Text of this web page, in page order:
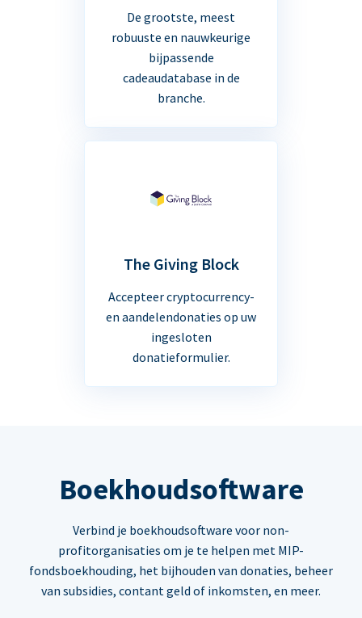
De grootste, meest
robuuste en nauwkeurige
bijpassende
cadeaudatabase in de
branche.
The Giving Block
Accepteer cryptocurrency-
en aandelendonaties op uw
ingesloten
donatieformulier.
Boekhoudsoftware
Verbind je boekhoudsoftware voor non-
profitorganisaties om je te helpen met MIP-
fondsboekhouding, het bijhouden van donaties, beheer
van subsidies, contant geld of inkomsten, en meer.